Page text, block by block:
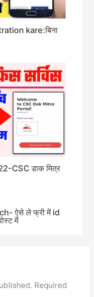
kare:बिना
CSC डाक मित्र
ऐसे ले फ्री में id
में
Required